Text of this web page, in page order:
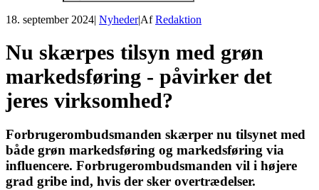
18. september 2024| Nyheder|AfRedaktion
Nu skærpes tilsyn med grøn
markedsføring - påvirker det
jeres virksomhed?
Forbrugerombudsmanden skærper nu tilsynet med
både grøn markedsføring og markedsføring via
influencere. Forbrugerombudsmanden vil i højere
grad gribe ind, hvis der sker overtrædelser.